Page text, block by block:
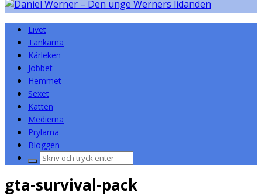
Livet
Tankarna
Kärleken
Jobbet
Hemmet
Sexet
Katten
Medierna
Prylarna
Bloggen
Sök
gta-survival-pack